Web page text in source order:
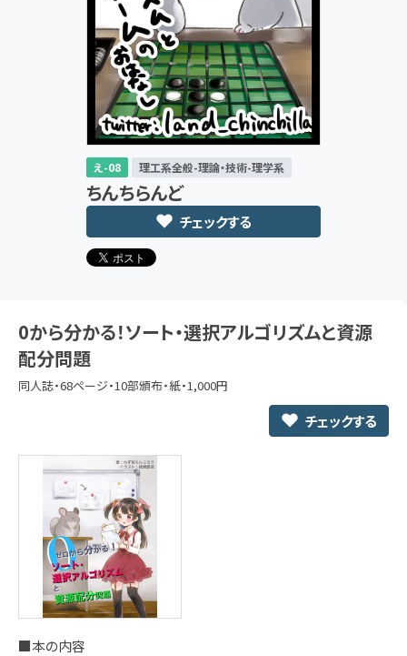
え-08 理工系全般-理論・技術-理学系
ちんちらんど
チェックする
0から分かる！ソート・選択アルゴリズムと資源
配分問題
同人誌・68ページ・10部頒布・紙・1,000円
チェックする
■本の内容